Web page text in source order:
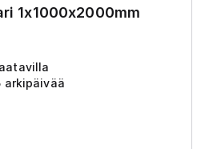
1x1000x2000mm
arkipäivää